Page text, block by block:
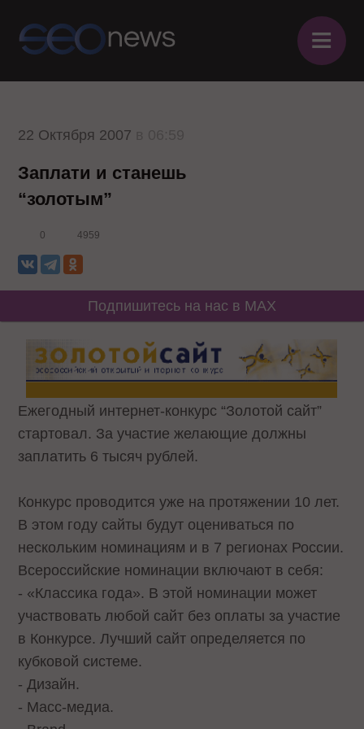
≡
22 Октября 2007
Заплати и станешь
“золотым”
0 4959
Подпишитесь на нас в MAX
Ежегодный интернет-конкурс “Золотой сайт”
стартовал. За участие желающие должны
заплатить 6 тысяч рублей.
Конкурс проводится уже на протяжении 10 лет.
В этом году сайты будут оцениваться по
нескольким номинациям и в 7 регионах России.
Всероссийские номинации включают в себя:
- «Классика года». В этой номинации может
участвовать любой сайт без оплаты за участие
в Конкурсе. Лучший сайт определяется по
кубковой системе.
- Дизайн.
- Масс-медиа.